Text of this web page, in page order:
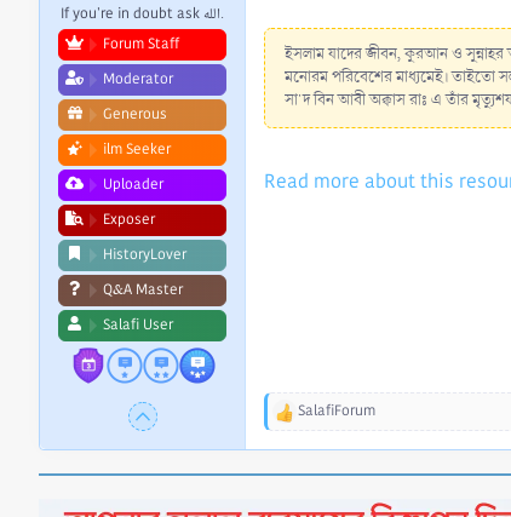
If you're in doubt ask الله.
Forum Staff
Moderator
Generous
ilm Seeker
Uploader
Exposer
HistoryLover
Q&A Master
Salafi User
ইসলাম যাদের জীবন, কুরআন ও
মনোরম পরিবেশের মাধ্যমেই। তাইতো
সা'দ বিন আবী অক্কাস রাঃ এ তাঁর
Read more about this
R
SalafiForum